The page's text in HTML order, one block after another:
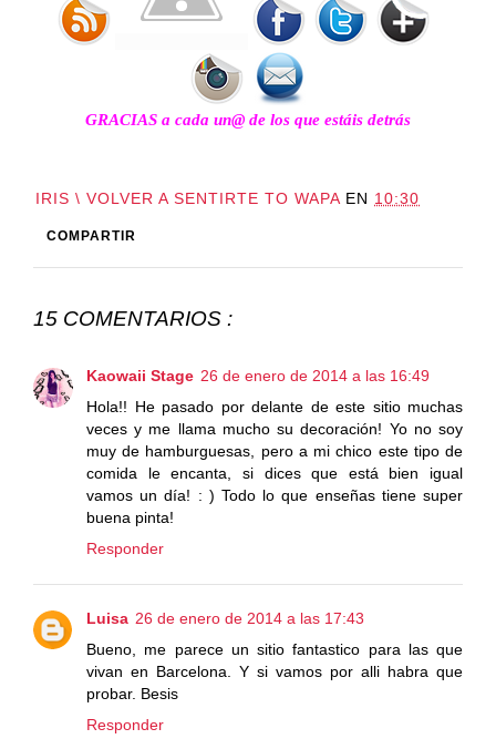
GRACIAS a cada un@ de los que estáis detrás
IRIS \ VOLVER A SENTIRTE TO WAPA EN 10:30
COMPARTIR
15 COMENTARIOS :
Kaowaii Stage 26 de enero de 2014 a las 16:49
Hola!! He pasado por delante de este sitio muchas
veces y me llama mucho su decoración! Yo no soy
muy de hamburguesas, pero a mi chico este tipo de
comida le encanta, si dices que está bien igual
vamos un día! : ) Todo lo que enseñas tiene super
buena pinta!
Responder
Luisa 26 de enero de 2014 a las 17:43
Bueno, me parece un sitio fantastico para las que
vivan en Barcelona. Y si vamos por alli habra que
probar. Besis
Responder